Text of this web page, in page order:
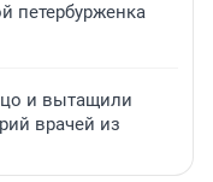
петербурженка
и вытащили
врачей из